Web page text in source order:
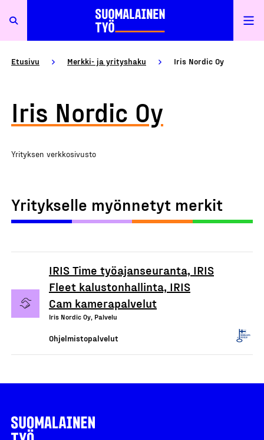
Etusivu Merkki- ja yrityshaku Iris Nordic Oy
Iris Nordic Oy
Yrityksen verkkosivusto
Yritykselle myönnetyt merkit
IRIS Time työajanseuranta, IRIS
Fleet kalustonhallinta, IRIS
Cam kamerapalvelut
Iris Nordic Oy, Palvelu
Ohjelmistopalvelut